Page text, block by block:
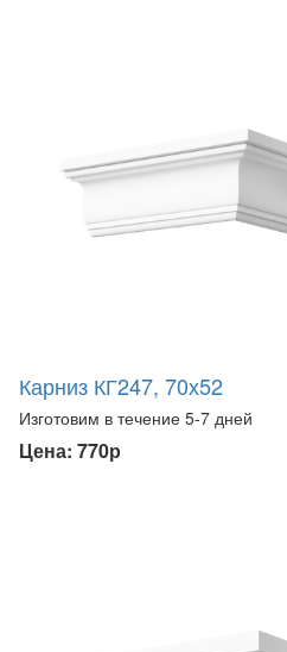
Карниз КГ247, 70х52
Изготовим в течение 5-7 дней
Цена: 770р